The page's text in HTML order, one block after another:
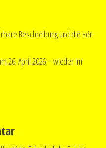
Beschreibung und die Hör-
26. April 2026 – wieder im